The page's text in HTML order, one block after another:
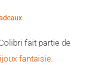
fait partie de
fantaisie.